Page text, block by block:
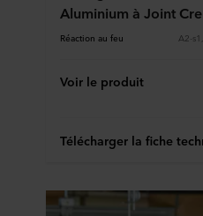
Aluminium à Joint
Réaction au feu A2-
Voir le produit
Télécharger la fiche